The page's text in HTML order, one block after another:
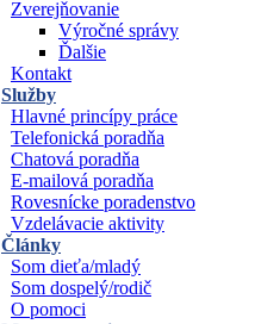
Zverejňovanie
Výročné správy
Ďalšie
Kontakt
Služby
Hlavné princípy práce
Telefonická poradňa
Chatová poradňa
E-mailová poradňa
Rovesnícke poradenstvo
Vzdelávacie aktivity
Články
Som dieťa/mladý
Som dospelý/rodič
O pomoci